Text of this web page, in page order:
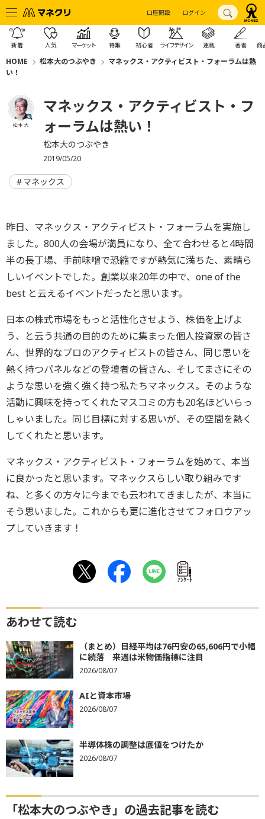
口座開設 ログイン
新着 人気 マーケット 特集 初心者 ライフデザイン 連載 著者 商
HOME 松本大のつぶやき
マネックス・アクティビスト・フォーラムは熱
い！
松本 大
マネックス・アクティビスト・フ
ォーラムは熱い！
松本大のつぶやき
2019/05/20
マネックス
昨日、マネックス・アクティビスト・フォーラムを実施し
ました。800人の会場が満員になり、全て合わせると4時間
半の長丁場、手前味噌で恐縮ですが熱気に満ちた、素晴ら
しいイベントでした。創業以来20年の中で、one of the
best と云えるイベントだったと思います。
日本の株式市場をもっと活性化させよう、株価を上げよ
う、と云う共通の目的のために集まった個人投資家の皆さ
ん、世界的なプロのアクティビストの皆さん、同じ思いを
熱く持つパネルなどの登壇者の皆さん、そしてまさにその
ような思いを強く強く持つ私たちマネックス。そのような
活動に興味を持ってくれたマスコミの方も20名ほどいらっ
しゃいました。同じ目標に対する思いが、その空間を熱く
してくれたと思います。
マネックス・アクティビスト・フォーラムを始めて、本当
に良かったと思います。マネックスらしい取り組みです
ね、と多くの方々に今までも云われてきましたが、本当に
そう思いました。これからも更に進化させてフォロウアッ
プしていきます！
ｱﾝｹｰﾄ
あわせて読む
（まとめ）日経平均は76円安の65,606円で小幅
に続落 来週は米物価指標に注目
2026/08/07
AIと資本市場
2026/08/07
半導体株の調整は底値をつけたか
2026/08/07
「松本大のつぶやき」の過去記事を読む